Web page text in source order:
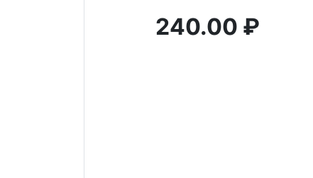
240.00 ₽